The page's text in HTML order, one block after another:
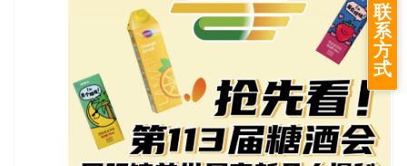
联
系
方
式